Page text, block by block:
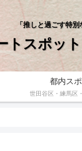
「推しと過ごす特
トスポッ
都内ス